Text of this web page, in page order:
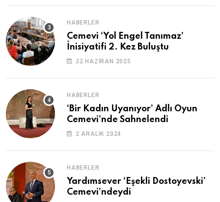
HABERLER
Cemevi ‘Yol Engel Tanımaz’
İnisiyatifi 2. Kez Buluştu
22 HAZIRAN 2025
HABERLER
‘Bir Kadın Uyanıyor’ Adlı Oyun
Cemevi’nde Sahnelendi
2 ARALIK 2024
HABERLER
Yardımsever ‘Eşekli Dostoyevski’
Cemevi’ndeydi